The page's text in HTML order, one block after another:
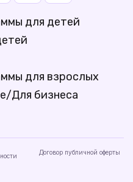
для детей
для взрослых
Для бизнеса
Договор публичной оферты